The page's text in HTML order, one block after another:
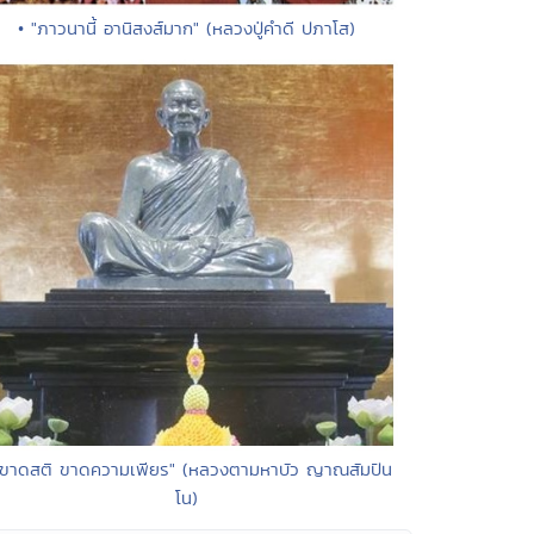
• "ภาวนานี้ อานิสงส์มาก" (หลวงปู่คำดี ปภาโส)
าดสติ ขาดความเพียร" (หลวงตามหาบัว ญาณสัมปัน
โน)